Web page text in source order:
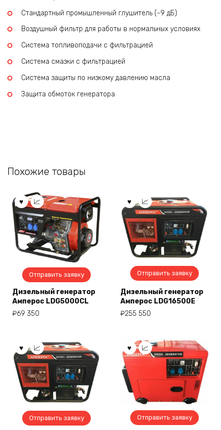
Стандартный промышленный глушитель (-9 дБ)
Воздушный фильтр для работы в нормальных условиях
Система топливоподачи с фильтрацией
Система смазки с фильтрацией
Система защиты по низкому давлению масла
Защита обмоток генератора
Похожие товары
Отправить заявку
Дизельный генератор
Амперос LDG5000СL
₽69 350
Отправить заявку
Дизельный генератор
Амперос LDG16500E
₽255 550
Отправить заявку Отправить заявку